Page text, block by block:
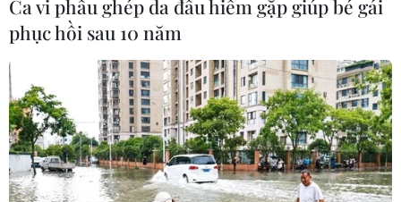
Ca vi phẫu ghép da đầu hiếm gặp giúp bé gái
phục hồi sau 10 năm